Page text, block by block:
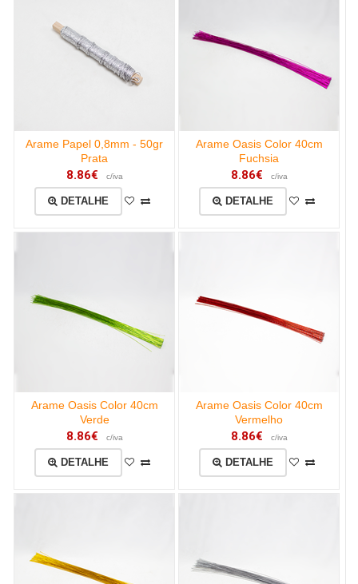
Arame Papel 0,8mm - 50gr
Prata
8.86€ c/iva
DETALHE
Arame Oasis Color 40cm
Fuchsia
8.86€ c/iva
DETALHE
Arame Oasis Color 40cm
Verde
8.86€ c/iva
DETALHE
Arame Oasis Color 40cm
Vermelho
8.86€ c/iva
DETALHE